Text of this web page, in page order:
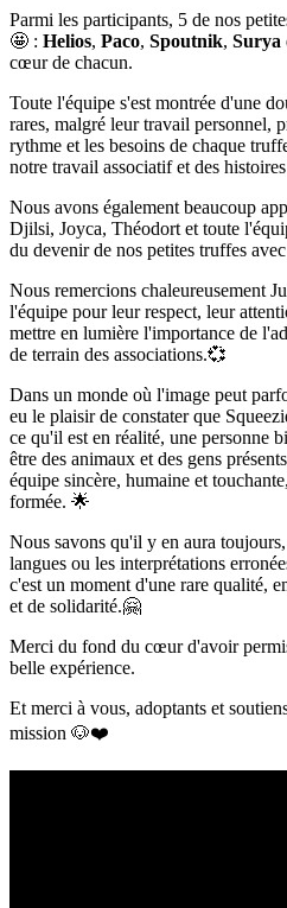
Parmi les participants, 5 de nos
🤩 : Helios, Paco, Spoutnik, Surya
cœur de chacun.
Toute l'équipe s'est montrée d'une
rares, malgré leur travail personnel,
rythme et les besoins de chaque
notre travail associatif et des
Nous avons également beaucoup
Djilsi, Joyca, Théodort et toute
du devenir de nos petites truffes
Nous remercions chaleureusement
l'équipe pour leur respect, leur
mettre en lumière l'importance de
de terrain des associations.💞
Dans un monde où l'image peut
eu le plaisir de constater que
ce qu'il est en réalité, une personne
être des animaux et des gens
équipe sincère, humaine et
formée. 🌟
Nous savons qu'il y en aura
langues ou les interprétations
c'est un moment d'une rare qualité,
et de solidarité.🤗
Merci du fond du cœur d'avoir
belle expérience.
Et merci à vous, adoptants et
mission 🐶❤️